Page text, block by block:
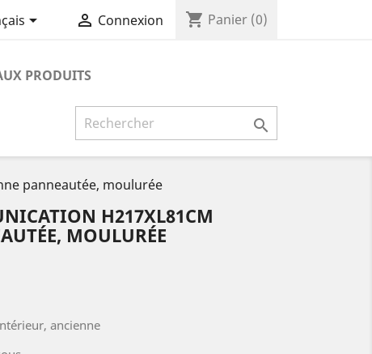
  Connexion shopping_cart Panier (0)
PRODUITS

panneautée, moulurée
H217XL81CM
MOULURÉE
ancienne